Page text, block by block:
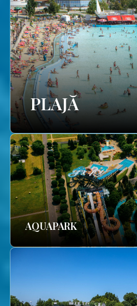
PLAJĂ
AQUAPARK